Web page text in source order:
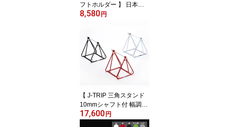
フトホルダー 】 日本製
バイクメンテナンススタ
ルダー ナット ワッシャ
キープ Jトリップ J・TRI
P 便利 使いやすい 簡単
装着 整備 赤/青/緑/金/銀/
黒 JT-R99AL バイク用品
ジェイトリップ 公式ショ
8,580円
【 J-TRIP 三角スタンド
10mmシャフト付 幅調整
式】日本製 サンカクスタ
ンド バイクスタンド デ
17,600円